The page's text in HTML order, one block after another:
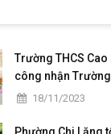
Trường THCS
công nhận
gia mức độ I và
18/11/2023